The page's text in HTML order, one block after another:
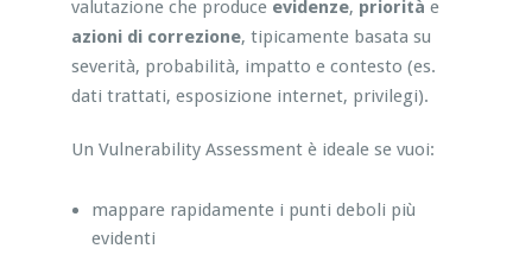
valutazione che produce evidenze, priorità e
azioni di correzione, tipicamente basata su
severità, probabilità, impatto e contesto (es.
dati trattati, esposizione internet, privilegi).
Un Vulnerability Assessment è ideale se vuoi:
mappare rapidamente i punti deboli più
evidenti